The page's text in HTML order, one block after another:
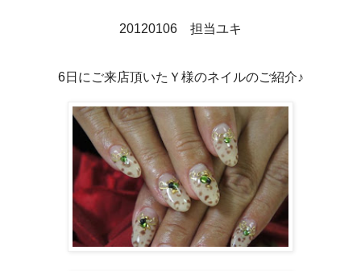
20120106 担当ユキ
6日にご来店頂いたＹ様のネイルのご紹介♪